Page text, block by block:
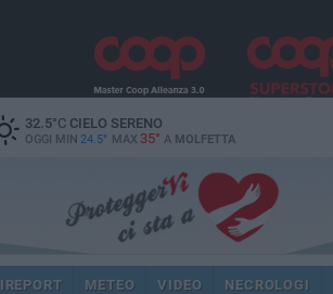
32.5°CCIELO SERENO
OGGI MIN 24.5° MAX 35° A MOLFETTA
IREPORT METEO VIDEO NECROLOGI